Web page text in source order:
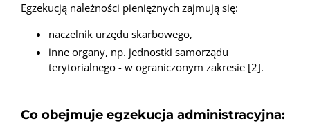
Egzekucją należności pieniężnych zajmują się:
naczelnik urzędu skarbowego,
inne organy, np. jednostki samorządu
terytorialnego - w ograniczonym zakresie [2].
Co obejmuje egzekucja administracyjna: